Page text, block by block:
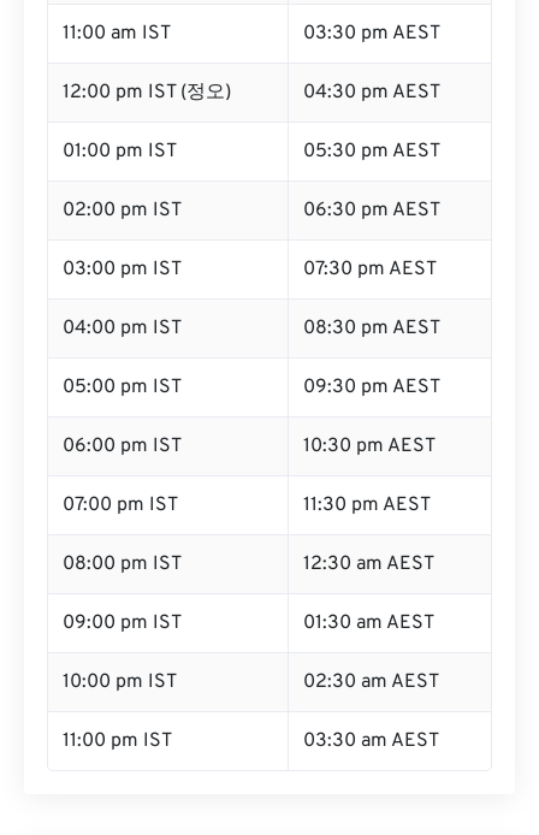
11:00 am IST 03:30 pm AEST
12:00 pm IST (정오) 04:30 pm AEST
01:00 pm IST 05:30 pm AEST
02:00 pm IST 06:30 pm AEST
03:00 pm IST 07:30 pm AEST
04:00 pm IST 08:30 pm AEST
05:00 pm IST 09:30 pm AEST
06:00 pm IST 10:30 pm AEST
07:00 pm IST 11:30 pm AEST
08:00 pm IST 12:30 am AEST
09:00 pm IST 01:30 am AEST
10:00 pm IST 02:30 am AEST
11:00 pm IST 03:30 am AEST